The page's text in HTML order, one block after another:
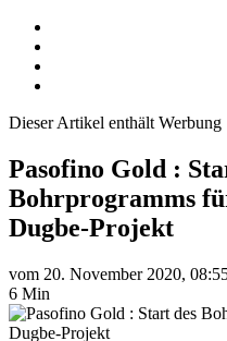
Dieser Artikel enthält Werbung
Pasofino Gold :
Bohrprogramms
Dugbe-Projekt
vom 20. November 2020,
6 Min